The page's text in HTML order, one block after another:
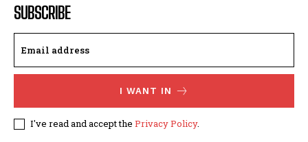
SUBSCRIBE
I WANT IN
I've read and accept the Privacy Policy.